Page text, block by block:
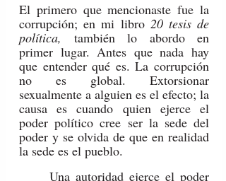
El primero que mencionaste fue la
corrupción; en mi libro 20 tesis de
política, también lo abordo en
primer lugar. Antes que nada hay
que entender qué es. La corrupción
no es global. Extorsionar
sexualmente a alguien es el efecto; la
causa es cuando quien ejerce el
poder político cree ser la sede del
poder y se olvida de que en realidad
la sede es el pueblo.